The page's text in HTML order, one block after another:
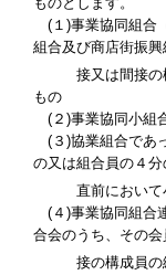
(１ )事業協同組合
組合及び商店街振
接又は間接の構
もの
( ２ )事業協同小組
( ３ )協業組合であ
の又は組合員の４
直前において
(４ )事業協同組合
合会のうち、その
接の構成員の総